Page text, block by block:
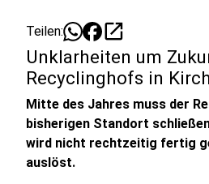
Teilen: open_in_new
Unklarheiten um
Recyclinghofs in
Mitte des Jahres muss der
bisherigen Standort
wird nicht rechtzeitig fertig
auslöst.